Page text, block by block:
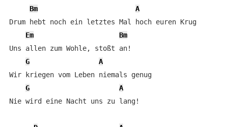
Bm
A
Drum hebt noch ein letztes Mal hoch euren Krug
Em
Bm
Uns allen zum Wohle, stoßt an!
G
A
Wir kriegen vom Leben niemals genug
G
A
Nie wird eine Nacht uns zu lang!